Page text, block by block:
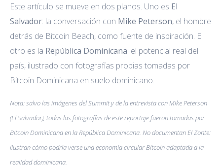
Este artículo se mueve en dos planos. Uno es El
Salvador: la conversación con Mike Peterson, el hombre
detrás de Bitcoin Beach, como fuente de inspiración. El
otro es la República Dominicana: el potencial real del
país, ilustrado con fotografías propias tomadas por
Bitcoin Dominicana en suelo dominicano.
Nota: salvo las imágenes del Summit y de la entrevista con Mike Peterson
(El Salvador), todas las fotografías de este reportaje fueron tomadas por
Bitcoin Dominicana en la República Dominicana. No documentan El Zonte:
ilustran cómo podría verse una economía circular Bitcoin adaptada a la
realidad dominicana.